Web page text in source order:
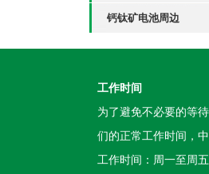
钙钛矿电池周边
工作时间
为了避免不必要的等
们的正常工作时间，
工作时间：周一至周